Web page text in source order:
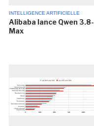
INTELLIGENCE ARTIFICIELLE
Alibaba lance Qwen 3.8-
Max